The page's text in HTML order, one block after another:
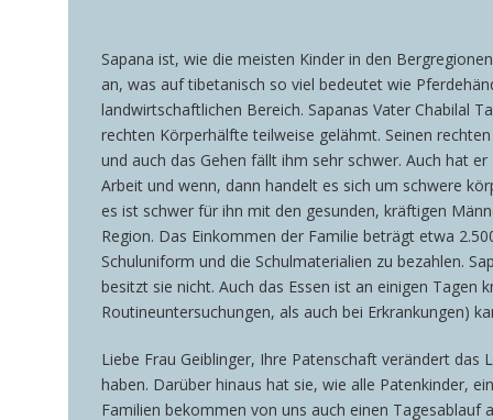
Sapana ist, wie die meisten Kinder in den
an, was auf tibetanisch so viel bedeutet wie
landwirtschaftlichen Bereich. Sapanas Vater Chabilal
rechten Körperhälfte teilweise gelähmt. Seinen
und auch das Gehen fällt ihm sehr schwer. Auch hat
Arbeit und wenn, dann handelt es sich um schwere
es ist schwer für ihn mit den gesunden, kräftigen
Region. Das Einkommen der Familie beträgt etwa
Schuluniform und die Schulmaterialien zu bezahlen.
besitzt sie nicht. Auch das Essen ist an einigen
Routineuntersuchungen, als auch bei Erkrankungen)
Liebe Frau Geiblinger, Ihre Patenschaft verändert das
haben. Darüber hinaus hat sie, wie alle Patenkinder,
Familien bekommen von uns auch einen